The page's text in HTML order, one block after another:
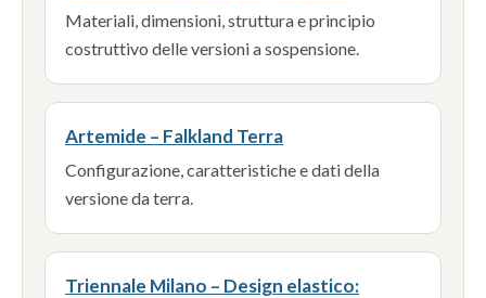
Materiali, dimensioni, struttura e principio
costruttivo delle versioni a sospensione.
Artemide – Falkland Terra
Configurazione, caratteristiche e dati della
versione da terra.
Triennale Milano – Design elastico: